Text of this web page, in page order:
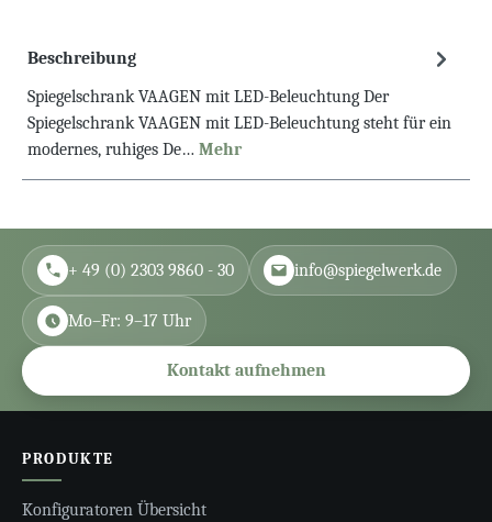
Beschreibung
Spiegelschrank VAAGEN mit LED-Beleuchtung Der
Spiegelschrank VAAGEN mit LED-Beleuchtung steht für ein
modernes, ruhiges De… Mehr
+ 49 (0) 2303 9860 - 30 info@spiegelwerk.de
Mo–Fr: 9–17 Uhr
Kontakt aufnehmen
PRODUKTE
Konfiguratoren Übersicht